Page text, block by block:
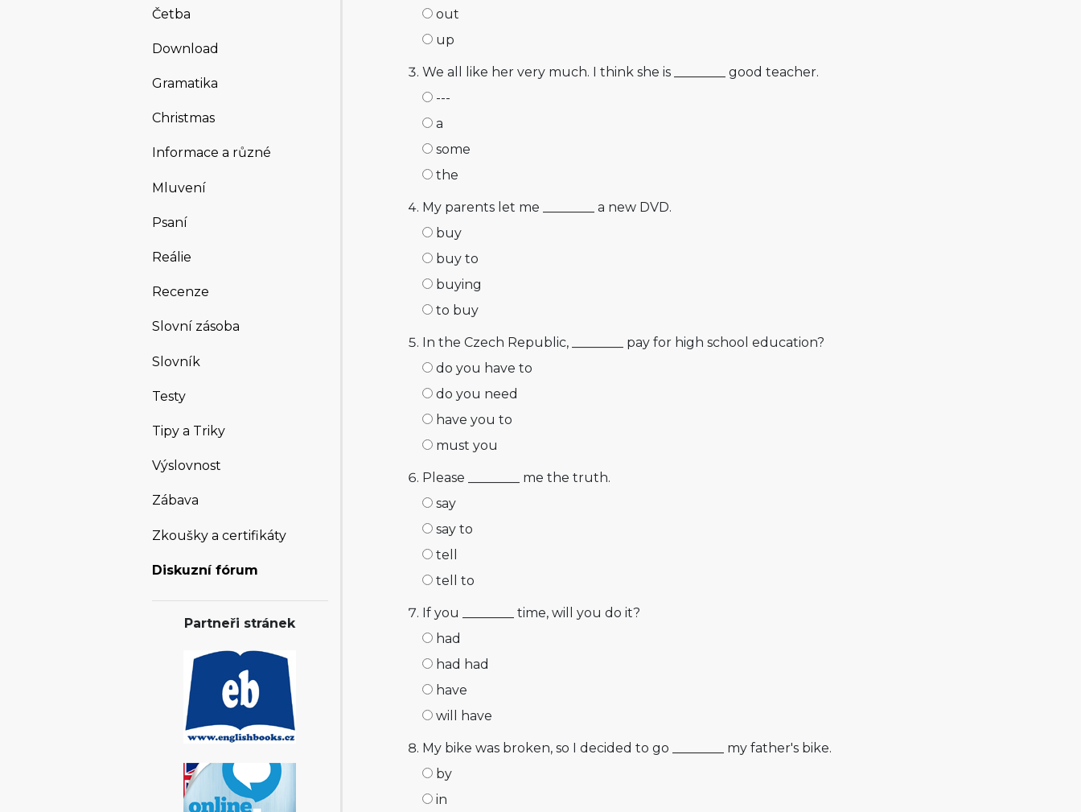
Četba
Download
Gramatika
Christmas
Informace a různé
Mluvení
Psaní
Reálie
Recenze
Slovní zásoba
Slovník
Testy
Tipy a Triky
Výslovnost
Zábava
Zkoušky a certifikáty
Diskuzní fórum
Partneři stránek
out
up
We all like her very much. I think she is ________ good teacher.
---
a
some
the
My parents let me ________ a new DVD.
buy
buy to
buying
to buy
In the Czech Republic, ________ pay for high school education?
do you have to
do you need
have you to
must you
Please ________ me the truth.
say
say to
tell
tell to
If you ________ time, will you do it?
had
had had
have
will have
My bike was broken, so I decided to go ________ my father's bike.
by
in